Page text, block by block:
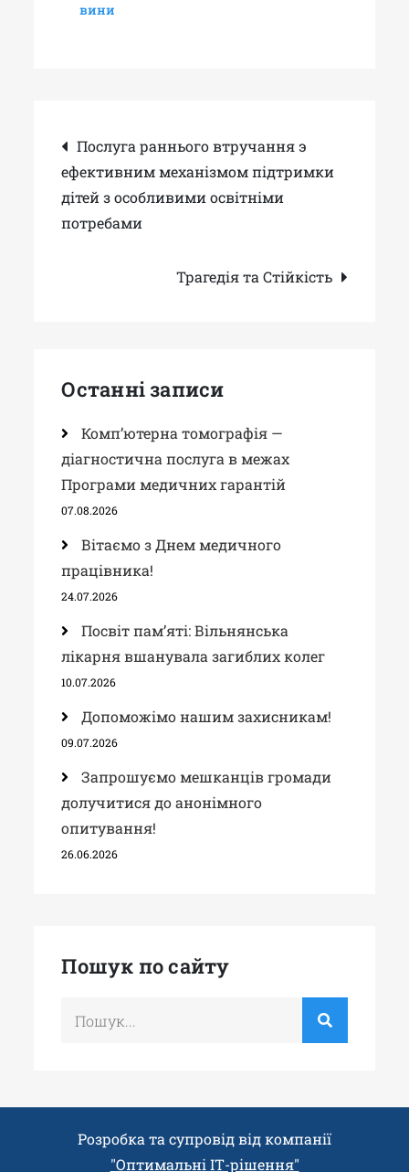
вини
Навігація
записів
Послуга раннього втручання э
ефективним механізмом підтримки
дітей з особливими освітніми
потребами
Трагедія та Стійкість
Останні записи
Комп’ютерна томографія —
діагностична послуга в межах
Програми медичних гарантій
07.08.2026
Вітаємо з Днем медичного
працівника!
24.07.2026
Посвіт пам’яті: Вільнянська
лікарня вшанувала загиблих колег
10.07.2026
Допоможімо нашим захисникам!
09.07.2026
Запрошуємо мешканців громади
долучитися до анонімного
опитування!
26.06.2026
Пошук по сайту
Розробка та супровід від компанії
"Оптимальні ІТ-рішення"